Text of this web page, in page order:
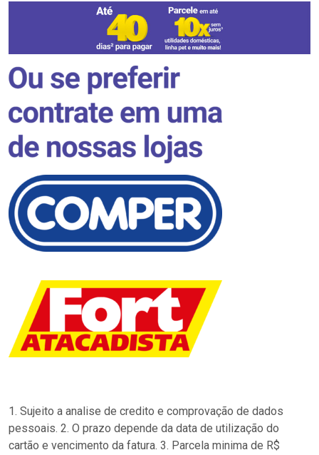
1. Sujeito a analise de credito e comprovação de dados
pessoais. 2. O prazo depende da data de utilização do
cartão e vencimento da fatura. 3. Parcela minima de R$